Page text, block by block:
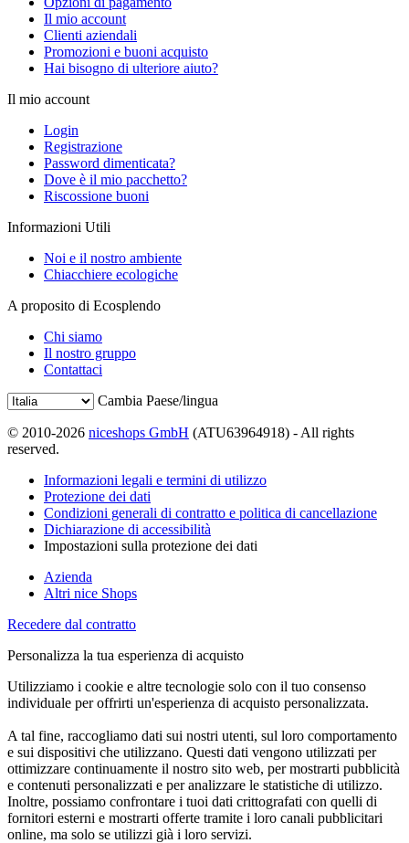
Il mio account
Clienti aziendali
Promozioni e buoni acquisto
Hai bisogno di ulteriore aiuto?
Il mio account
Login
Registrazione
Password dimenticata?
Dove è il mio pacchetto?
Riscossione buoni
Informazioni Utili
Noi e il nostro ambiente
Chiacchiere ecologiche
A proposito di Ecosplendo
Chi siamo
Il nostro gruppo
Contattaci
Cambia Paese/lingua
© 2010-2026 niceshops GmbH (ATU63964918) - All rights
reserved.
Informazioni legali e termini di utilizzo
Protezione dei dati
Condizioni generali di contratto e politica di cancellazione
Dichiarazione di accessibilità
Impostazioni sulla protezione dei dati
Azienda
Altri nice Shops
Recedere dal contratto
Personalizza la tua esperienza di acquisto
Utilizziamo i cookie e altre tecnologie solo con il tuo consenso
individuale per offrirti un'esperienza di acquisto personalizzata.
A tal fine, raccogliamo dati sui nostri utenti, sul loro comportamento
e sui dispositivi che utilizzano. Questi dati vengono utilizzati per
ottimizzare continuamente il nostro sito web, per mostrarti pubblicità
e contenuti personalizzati e per analizzare le statistiche di utilizzo.
Inoltre, possiamo confrontare i tuoi dati crittografati con quelli di
fornitori esterni e mostrarti offerte tramite i loro canali pubblicitari
online, ma solo se utilizzi già i loro servizi.